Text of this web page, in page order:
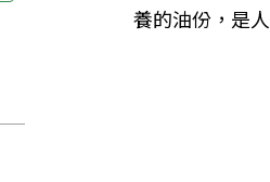
養的油份，是